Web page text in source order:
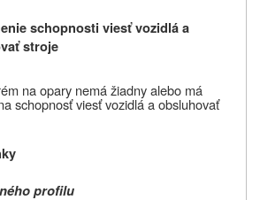
schopnosti viesť vozidlá a
stroje
na opary nemá žiadny alebo má
schopnosť viesť vozidlá a obsluhovať
profilu